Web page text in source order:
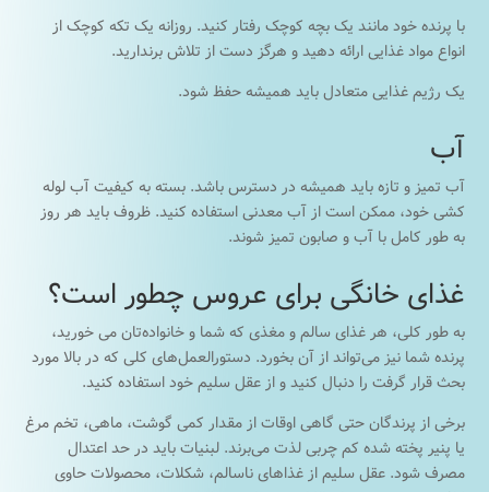
با پرنده خود مانند یک بچه کوچک رفتار کنید. روزانه یک تکه کوچک از
انواع مواد غذایی ارائه دهید و هرگز دست از تلاش برندارید.
یک رژیم غذایی متعادل باید همیشه حفظ شود.
آب
آب تمیز و تازه باید همیشه در دسترس باشد. بسته به کیفیت آب لوله
کشی خود، ممکن است از آب معدنی استفاده کنید. ظروف باید هر روز
به طور کامل با آب و صابون تمیز شوند.
غذای خانگی برای عروس چطور است؟
به طور کلی، هر غذای سالم و مغذی که شما و خانواده‌تان می خورید،
پرنده شما نیز می‌تواند از آن بخورد. دستورالعمل‌های کلی که در بالا مورد
بحث قرار گرفت را دنبال کنید و از عقل سلیم خود استفاده کنید.
برخی از پرندگان حتی گاهی اوقات از مقدار کمی گوشت، ماهی، تخم مرغ
یا پنیر پخته شده کم چربی لذت می‌برند. لبنیات باید در حد اعتدال
مصرف شود. عقل سلیم از غذاهای ناسالم، شکلات، محصولات حاوی